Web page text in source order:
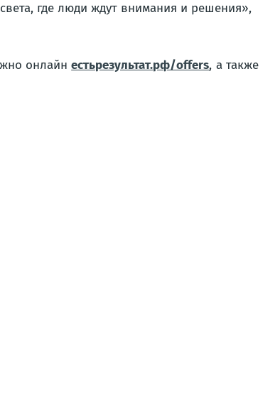
где люди ждут внимания и решения»,
онлайнестьрезультат.рф/offers, а также